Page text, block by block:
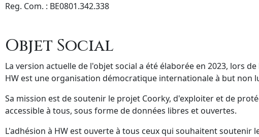
Reg. Com. : BE0801.342.338
Objet Social
La version actuelle de l'objet social a été élaborée en 2023, lors de
HW est une organisation démocratique internationale à but non
Sa mission est de soutenir le projet Coorky, d'exploiter et de
accessible à tous, sous forme de données libres et ouvertes.
L'adhésion à HW est ouverte à tous ceux qui souhaitent soutenir